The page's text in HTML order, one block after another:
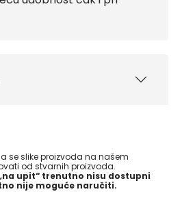
se slike proizvoda na našem
od stvarnih proizvoda.
upit“ trenutno nisu dostupni
nije moguće naručiti.